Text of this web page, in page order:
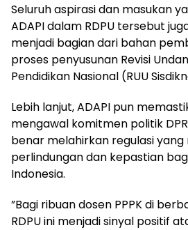
Seluruh aspirasi dan masukan
ADAPI dalam RDPU tersebut
menjadi bagian dari bahan
proses penyusunan Revisi
Pendidikan Nasional (RUU
Lebih lanjut, ADAPI pun
mengawal komitmen politik
benar melahirkan regulasi
perlindungan dan kepastian
Indonesia.
”Bagi ribuan dosen PPPK di
RDPU ini menjadi sinyal positif